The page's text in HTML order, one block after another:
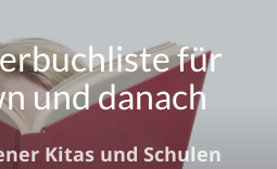
für
und danach
Kitas und Schulen